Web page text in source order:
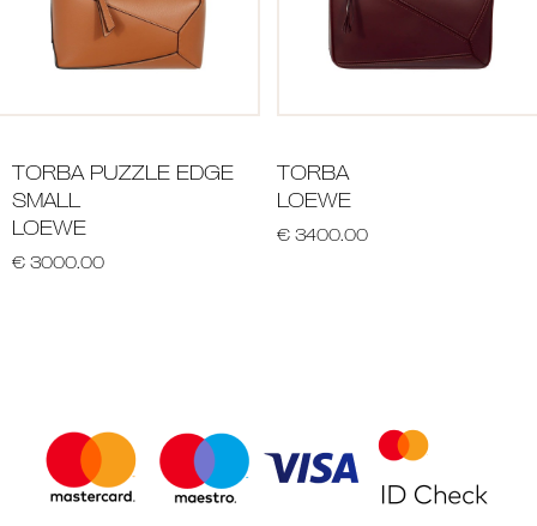
TORBA PUZZLE EDGE
SMALL
LOEWE
€ 3000.00
TORBA
LOEWE
€ 3400.00